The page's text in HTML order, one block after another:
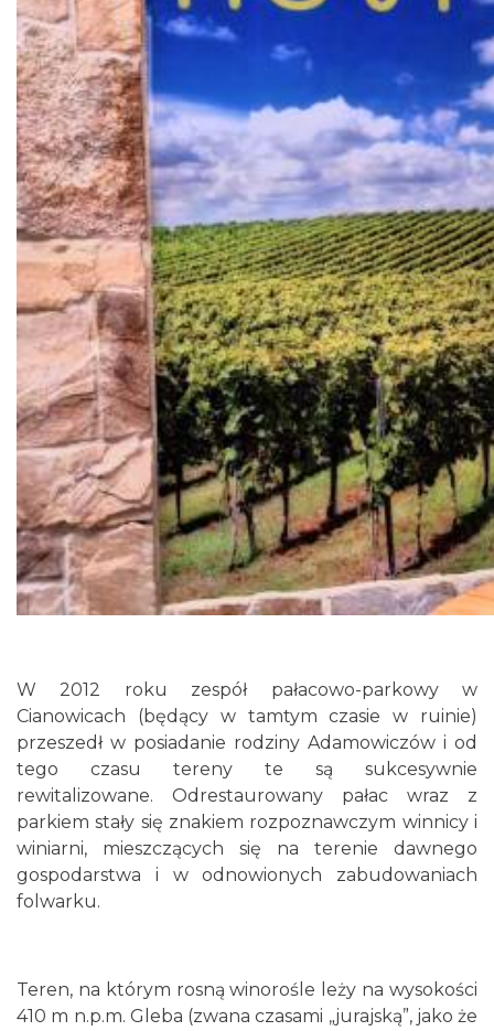
W 2012 roku zespół pałacowo-parkowy w
Cianowicach (będący w tamtym czasie w ruinie)
przeszedł w posiadanie rodziny Adamowiczów i od
tego czasu tereny te są sukcesywnie
rewitalizowane. Odrestaurowany pałac wraz z
parkiem stały się znakiem rozpoznawczym winnicy i
winiarni, mieszczących się na terenie dawnego
gospodarstwa i w odnowionych zabudowaniach
folwarku.
Teren, na którym rosną winorośle leży na wysokości
410 m n.p.m. Gleba (zwana czasami „jurajską”, jako że